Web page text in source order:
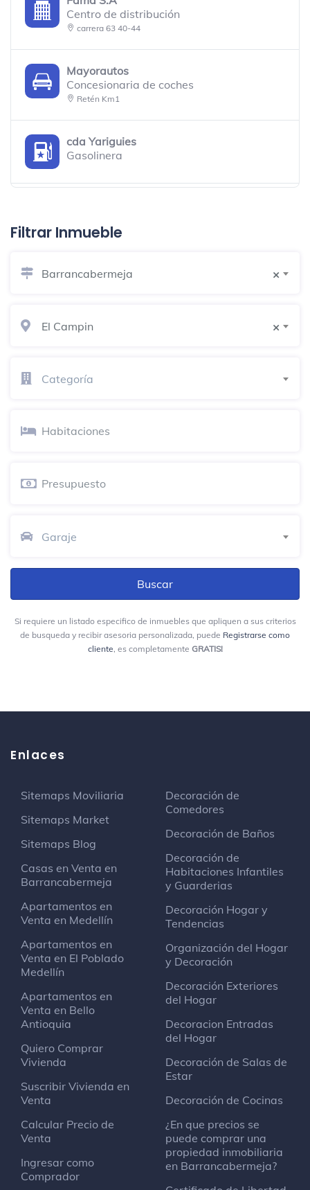
Centro de distribución
carrera 63 40-44
Mayorautos
Concesionaria de coches
Retén Km1
cda Yariguies
Gasolinera
Colegio terciario
Colegio terciario
Heladería Dulce Tentación
Heladería
Dentista
Teatro
GRÚAS AFAL MULTISERVICIOS SAS
Servicio de alquiler
Sala de Xbox Chan
Butaka Beer Market
Cervecera
Carrera 64 # 41 A
El reten barrancabermeja parqueadero
afal
Carretera
En la localidad deEl Campinse encuentran
ubicados diferentes sitios públicos como colegios,
parques y también sitios como restaurantes,
gimnasios y centros médicos, a continuación le
listaremos sitios en El Campin, Centros de
distribución como Fama S.A en la siguiente
dirección carrera 63 40-44, Concesionarias de
coches como Mayorautos localizado en la Retén
Km1, Gasolineras como cda Yariguies localizado
en la Retén Km1, Restaurantes como Bonanza
Restaurante localizado en la Retén Km1, Institutos
terciarios como Escuela Nueva Granada
localizado en la Retén Km1, Heladerías como
Heladería Dulce Tentación localizado en la Barrio
María Eugenia Calle 43#57-04 Barrancabermeja,
Hamburgueserías como Dog & Burgers Barranca
localizado en la Barrio María Eugenia Calle
Filtrar Inmueble
×
Barrancabermeja
×
El Campin
Categoría
Garaje
Si requiere un listado especifico de inmuebles que apliquen a sus criterios
de busqueda y recibir asesoria personalizada, puede Registrarse como
cliente, es completamente GRATIS!
Enlaces
Sitemaps Moviliaria
Sitemaps Market
Sitemaps Blog
Casas en Venta en
Barrancabermeja
Apartamentos en
Venta en Medellín
Apartamentos en
Venta en El Poblado
Medellín
Apartamentos en
Venta en Bello
Antioquia
Quiero Comprar
Vivienda
Suscribir Vivienda en
Venta
Calcular Precio de
Venta
Ingresar como
Comprador
Decoración de
Comedores
Decoración de Baños
Decoración de
Habitaciones Infantiles
y Guarderias
Decoración Hogar y
Tendencias
Organización del Hogar
y Decoración
Decoración Exteriores
del Hogar
Decoracion Entradas
del Hogar
Decoración de Salas de
Estar
Decoración de Cocinas
¿En que precios se
puede comprar una
propiedad inmobiliaria
en Barrancabermeja?